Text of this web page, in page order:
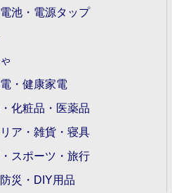
池・電源タップ
・健康家電
化粧品・医薬品
ア・雑貨・寝具
スポーツ・旅行
災・DIY用品